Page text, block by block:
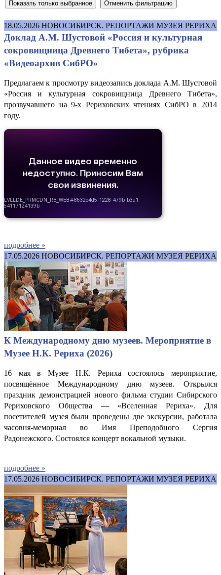
18.05.2026 НОВОСИБИРСК. РЕПОРТАЖИ МУЗЕЯ РЕРИХА
Доклад А.М. Шустовой «Россия и культурная
сокровищница Древнего Тибета», рубрика
«Видеоархив СибРО»
Предлагаем к просмотру видеозапись доклада А.М. Шустовой
«Россия и культурная сокровищница Древнего Тибета»,
прозвучавшего на 9-х Рериховских чтениях СибРО в 2014
году.
подробнее »
17.05.2026 НОВОСИБИРСК. РЕПОРТАЖИ МУЗЕЯ РЕРИХА
К Международному дню музеев. Мероприятие в
Музее Н.К. Рериха (2026)
16 мая в Музее Н.К. Рериха состоялось мероприятие,
посвящённое Международному дню музеев. Открылся
праздник демонстрацией нового фильма студии Сибирского
Рериховского Общества — «Вселенная Рериха». Для
посетителей музея были проведены две экскурсии, работала
часовня-мемориал во Имя Преподобного Сергия
Радонежского. Состоялся концерт вокальной музыки.
подробнее »
17.05.2026 НОВОСИБИРСК. РЕПОРТАЖИ МУЗЕЯ РЕРИХА